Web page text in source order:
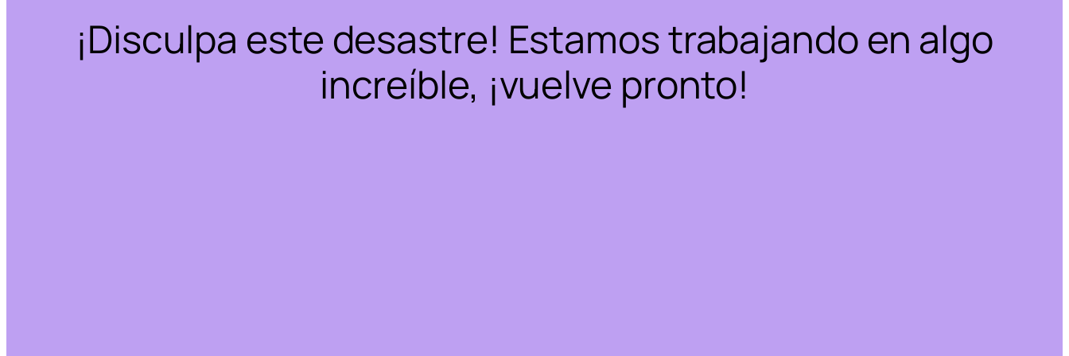
¡Disculpa este desastre! Estamos trabajando en algo
increíble, ¡vuelve pronto!